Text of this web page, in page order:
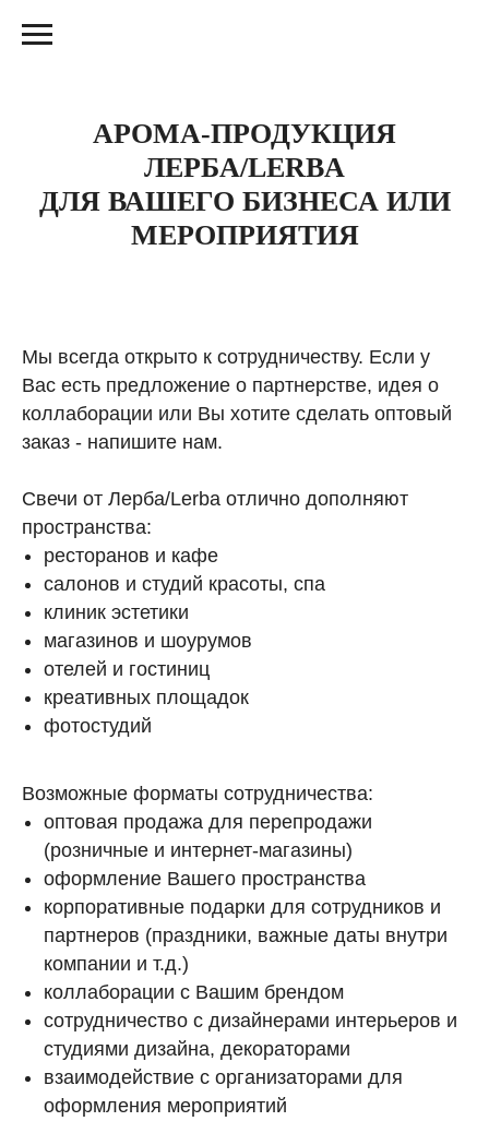
АРОМА-ПРОДУКЦИЯ
ЛЕРБА/LERBA
ДЛЯ ВАШЕГО БИЗНЕСА ИЛИ
МЕРОПРИЯТИЯ
Мы всегда открыто к сотрудничеству. Если у
Вас есть предложение о партнерстве, идея о
коллаборации или Вы хотите сделать оптовый
заказ - напишите нам.
Свечи от Лерба/Lerba отлично дополняют
пространства:
ресторанов и кафе
салонов и студий красоты, спа
клиник эстетики
магазинов и шоурумов
отелей и гостиниц
креативных площадок
фотостудий
Возможные форматы сотрудничества:
оптовая продажа для перепродажи
(розничные и интернет-магазины)
оформление Вашего пространства
корпоративные подарки для сотрудников и
партнеров (праздники, важные даты внутри
компании и т.д.)
коллаборации с Вашим брендом
сотрудничество с дизайнерами интерьеров и
студиями дизайна, декораторами
взаимодействие с организаторами для
оформления мероприятий